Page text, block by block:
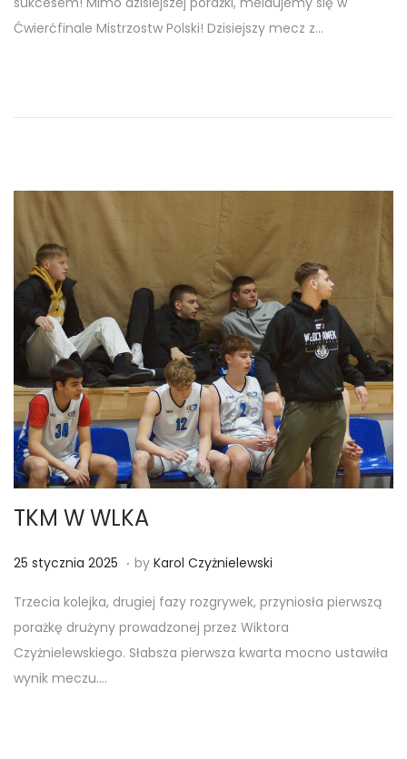
r
c
Ćwierćfinale Mistrzostw Polski! Dzisiejszy mecz z…
TKM W WLKA
Posted on
25 stycznia 2025 2
s
t
y
. by Karol Czyżnielewski
Trzecia kolejka, drugiej fazy rozgrywek, przyniosła pierwszą
porażkę drużyny prowadzonej przez Wiktora
Czyżnielewskiego. Słabsza pierwsza kwarta mocno ustawiła
wynik meczu….